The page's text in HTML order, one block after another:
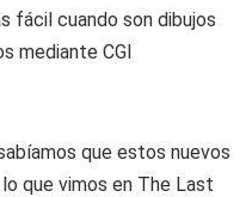
fácil cuando son dibujos
mediante CGI
que estos nuevos
que vimos en The Last